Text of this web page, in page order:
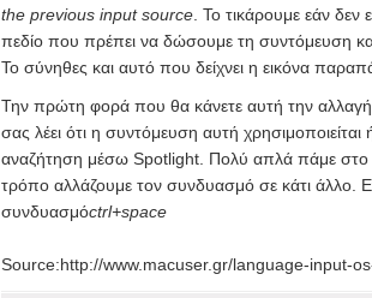
the previous input source . Το τικάρουμε εάν δεν
πεδίο που πρέπει να δώσουμε τη συντόμευση
Το σύνηθες και αυτό που δείχνει η εικόνα
Την πρώτη φορά που θα κάνετε αυτή την
σας λέει ότι η συντόμευση αυτή
αναζήτηση μέσω Spotlight. Πολύ απλά πάμε στο
τρόπο αλλάζουμε τον συνδυασμό σε κάτι άλλο.
συνδυασμόctrl+space
Source:http://www.macuser.gr/language-input-